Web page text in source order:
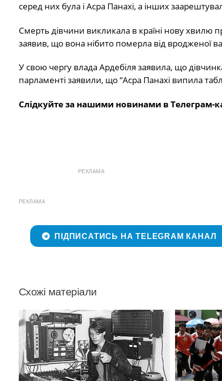
серед них була і Асра Панахі, а інших
Смерть дівчини викликала в країні нову хвилю
заявив, що вона нібито померла від вродженої
У свою чергу влада Ардебіля заявила, що
парламенті заявили, що “Асра Панахі випила
Слідкуйте за нашими новинами в Телеграм-
РЕКЛАМА
РЕКЛАМА
ПІДПИСАТИСЬ НА TELEGRAM КАНАЛ
Схожі матеріали